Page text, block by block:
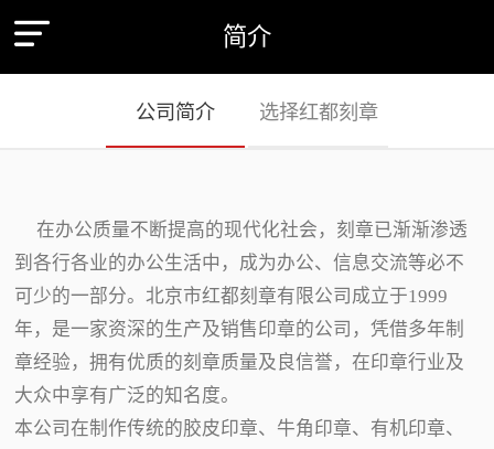
简介
公司简介 选择红都刻章
在办公质量不断提高的现代化社会，刻章已渐渐渗透
到各行各业的办公生活中，成为办公、信息交流等必不
可少的一部分。北京市红都刻章有限公司成立于1999
年，是一家资深的生产及销售印章的公司，凭借多年制
章经验，拥有优质的刻章质量及良信誉，在印章行业及
大众中享有广泛的知名度。
本公司在制作传统的胶皮印章、牛角印章、有机印章、